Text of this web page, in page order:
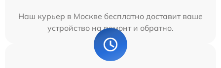
Наш курьер в Москве бесплатно доставит ваше
устройство на ремонт и обратно.